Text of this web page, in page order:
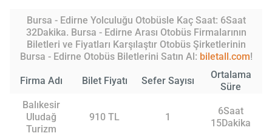
Bursa - Edirne Yolculuğu Otobüsle Kaç Saat: 6Saat
32Dakika. Bursa - Edirne Arası Otobüs Firmalarının
Biletleri ve Fiyatları Karşılaştır Otobüs Şirketlerinin
Bursa - Edirne Otobüs Biletlerini Satın Al: biletall.com!
Firma Adı Bilet Fiyatı Sefer Sayısı
Ortalama
Süre
Balıkesir
Uludağ
Turizm
910 TL 1
6Saat
15Dakika